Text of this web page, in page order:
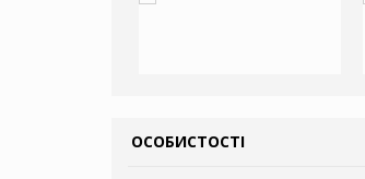
ОСОБИСТОСТІ